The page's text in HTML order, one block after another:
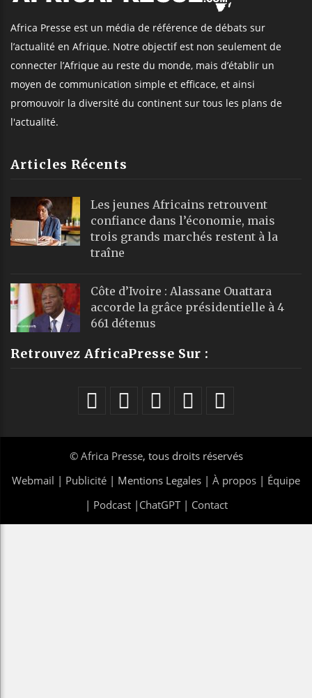
Africa Presse est un média de référence de débats sur
l’actualité en Afrique. Notre objectif est non seulement de
connecter l’Afrique au reste du monde, mais d’établir un
moyen de communication simple et efficace, et ainsi
promouvoir la diversité du continent sur tous les plans de
l'actualité.
Articles Récents
Les jeunes Africains retrouvent
confiance dans l’économie, mais
trois grands marchés restent à la
traîne
Côte d’Ivoire : Alassane Ouattara
accorde la grâce présidentielle à 4
661 détenus
Retrouvez AfricaPresse Sur :
© Africa Presse, tous droits réservés
Webmail | Publicité | Mentions Legales | À propos | Équipe
| Podcast| ChatGPT| Contact